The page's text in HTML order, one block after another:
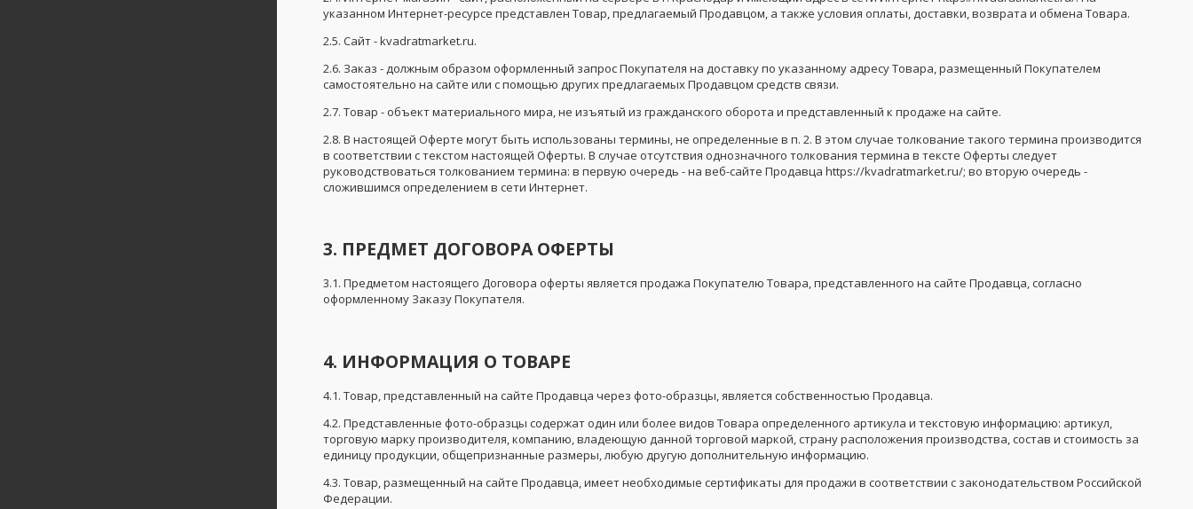
указанном Интернет-ресурсе представлен Товар, предлагаемый Продавцом, а также условия оплаты, доставки, возврата и обмена Товара.
2.5. Сайт - kvadratmarket.ru.
2.6. Заказ - должным образом оформленный запрос Покупателя на доставку по указанному адресу Товара, размещенный Покупателем
самостоятельно на сайте или с помощью других предлагаемых Продавцом средств связи.
2.7. Товар - объект материального мира, не изъятый из гражданского оборота и представленный к продаже на сайте.
2.8. В настоящей Оферте могут быть использованы термины, не определенные в п. 2. В этом случае толкование такого термина производится
в соответствии с текстом настоящей Оферты. В случае отсутствия однозначного толкования термина в тексте Оферты следует
руководствоваться толкованием термина: в первую очередь - на веб-сайте Продавца https://kvadratmarket.ru/; во вторую очередь -
сложившимся определением в сети Интернет.
3. ПРЕДМЕТ ДОГОВОРА ОФЕРТЫ
3.1. Предметом настоящего Договора оферты является продажа Покупателю Товара, представленного на сайте Продавца, согласно
оформленному Заказу Покупателя.
4. ИНФОРМАЦИЯ О ТОВАРЕ
4.1. Товар, представленный на сайте Продавца через фото-образцы, является собственностью Продавца.
4.2. Представленные фото-образцы содержат один или более видов Товара определенного артикула и текстовую информацию: артикул,
торговую марку производителя, компанию, владеющую данной торговой маркой, страну расположения производства, состав и стоимость за
единицу продукции, общепризнанные размеры, любую другую дополнительную информацию.
4.3. Товар, размещенный на сайте Продавца, имеет необходимые сертификаты для продажи в соответствии с законодательством Российской
Федерации.